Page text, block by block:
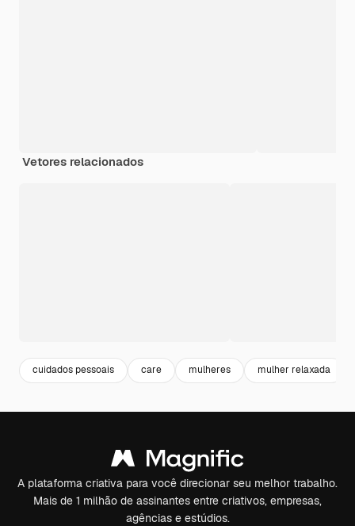
Vetores relacionados
cuidados pessoais care mulheres mulher relaxada
A plataforma criativa para você direcionar seu melhor trabalho.
Mais de 1 milhão de assinantes entre criativos, empresas,
agências e estúdios.